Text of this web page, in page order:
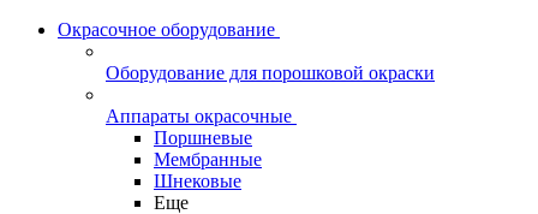
Окрасочное оборудование
Оборудование для порошковой окраски
Аппараты окрасочные
Поршневые
Мембранные
Шнековые
Еще